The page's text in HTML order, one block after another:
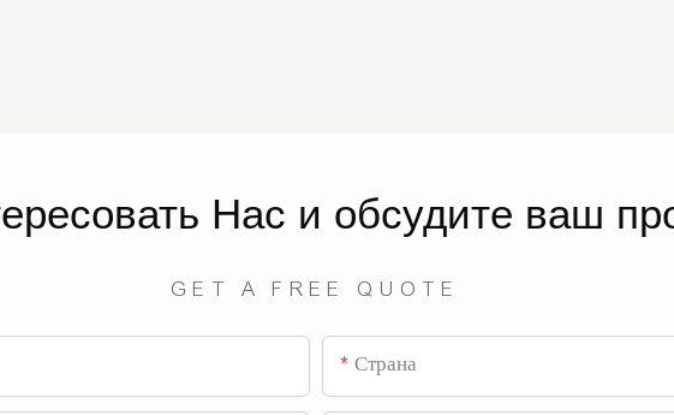
Нас и обсудите ваш
GET A FREE QUOTE
Страна